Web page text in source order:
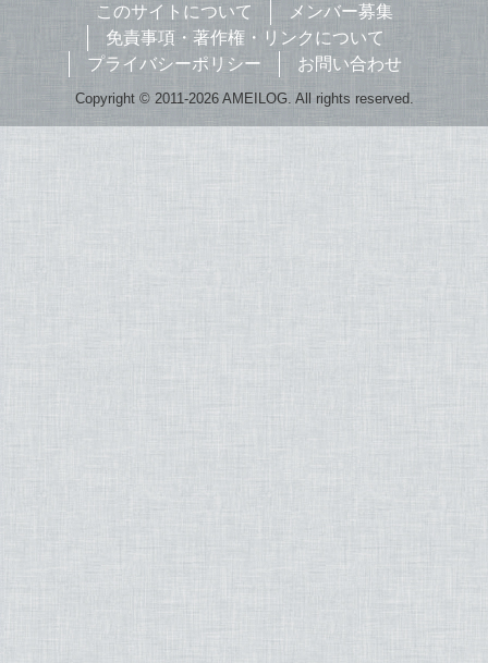
このサイトについて
メンバー募集
免責事項・著作権・リンクについて
プライバシーポリシー
お問い合わせ
Copyright © 2011-2026 AMEILOG. All rights reserved.